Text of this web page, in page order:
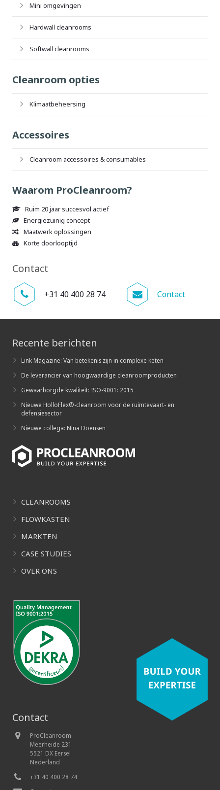
Mini omgevingen
Hardwall cleanrooms
Softwall cleanrooms
Cleanroom opties
Klimaatbeheersing
Accessoires
Cleanroom accessoires & consumables
Waarom ProCleanroom?
Ruim 20 jaar succesvol actief
Energiezuinig concept
Maatwerk oplossingen
Korte doorlooptijd
Contact
+31 40 400 28 74 Contact
Recente berichten
Link Magazine: Van betekenis zijn in complexe keten
De leverancier van hoogwaardige cleanroomproducten
Gewaarborgde kwaliteit: ISO-9001: 2015
Nieuwe HolloFlex®-cleanroom voor de ruimtevaart- en
defensiesector
Nieuwe collega: Nina Doensen
CLEANROOMS
FLOWKASTEN
MARKTEN
CASE STUDIES
OVER ONS
Contact
ProCleanroom
Meerheide 231
5521 DX Eersel
Nederland
+31 40 400 28 74